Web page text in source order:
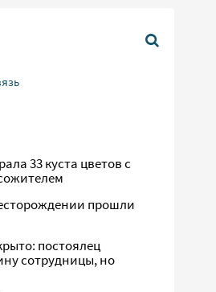
33 куста цветов с
прошли
постоялец
сотрудницы, но